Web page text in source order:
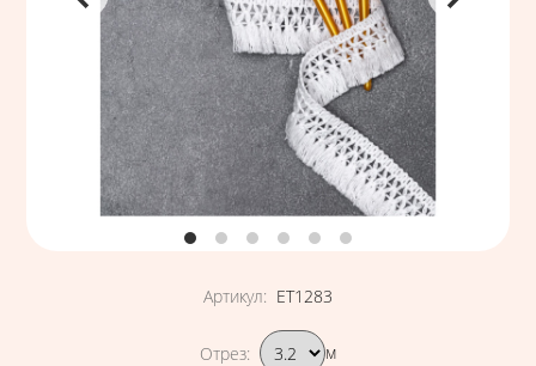
Артикул: ЕТ1283
Подобрать вариант
Отрез: м